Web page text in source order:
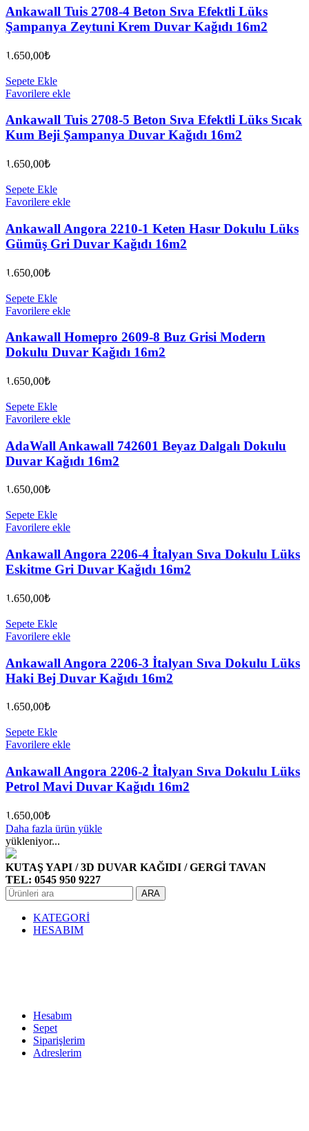
Ankawall Tuis 2708-4 Beton Sıva Efektli Lüks
Şampanya Zeytuni Krem Duvar Kağıdı 16m2
1.650,00₺
Sepete Ekle
Favorilere ekle
Ankawall Tuis 2708-5 Beton Sıva Efektli Lüks Sıcak
Kum Beji Şampanya Duvar Kağıdı 16m2
1.650,00₺
Sepete Ekle
Favorilere ekle
Ankawall Angora 2210-1 Keten Hasır Dokulu Lüks
Gümüş Gri Duvar Kağıdı 16m2
1.650,00₺
Sepete Ekle
Favorilere ekle
Ankawall Homepro 2609-8 Buz Grisi Modern
Dokulu Duvar Kağıdı 16m2
1.650,00₺
Sepete Ekle
Favorilere ekle
AdaWall Ankawall 742601 Beyaz Dalgalı Dokulu
Duvar Kağıdı 16m2
1.650,00₺
Sepete Ekle
Favorilere ekle
Ankawall Angora 2206-4 İtalyan Sıva Dokulu Lüks
Eskitme Gri Duvar Kağıdı 16m2
1.650,00₺
Sepete Ekle
Favorilere ekle
Ankawall Angora 2206-3 İtalyan Sıva Dokulu Lüks
Haki Bej Duvar Kağıdı 16m2
1.650,00₺
Sepete Ekle
Favorilere ekle
Ankawall Angora 2206-2 İtalyan Sıva Dokulu Lüks
Petrol Mavi Duvar Kağıdı 16m2
1.650,00₺
Daha fazla ürün yükle
yükleniyor...
KUTAŞ YAPI / 3D DUVAR KAĞIDI / GERGİ TAVAN
TEL: 0545 950 9227
ARA
KATEGORİ
HESABIM
Hesabım
Sepet
Siparişlerim
Adreslerim